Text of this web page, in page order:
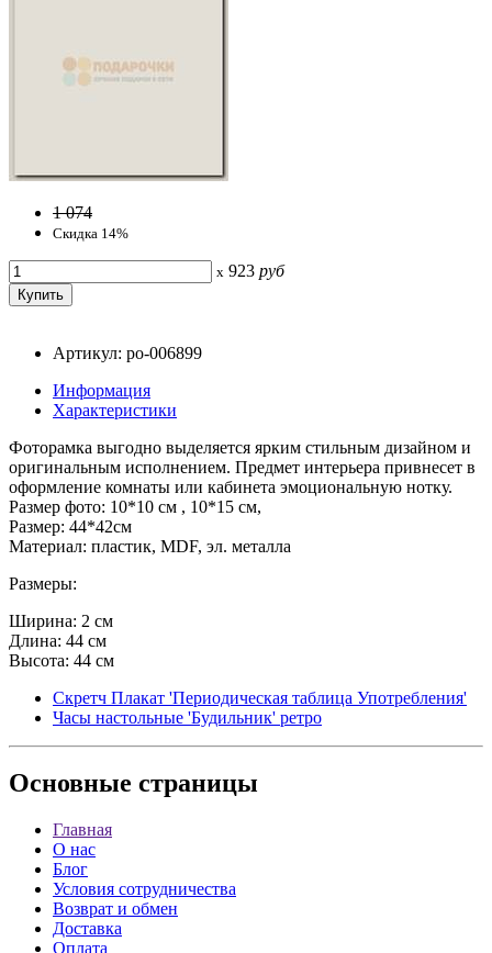
1 074
Скидка 14%
x 923 руб
Артикул: po-006899
Информация
Характеристики
Фоторамка выгодно выделяется ярким стильным дизайном и
оригинальным исполнением. Предмет интерьера привнесет в
оформление комнаты или кабинета эмоциональную нотку.
Размер фото: 10*10 см , 10*15 см,
Размер: 44*42см
Материал: пластик, MDF, эл. металла
Размеры:
Ширина: 2 см
Длина: 44 см
Высота: 44 см
Скретч Плакат 'Периодическая таблица Употребления'
Часы настольные 'Будильник' ретро
Основные страницы
Главная
О нас
Блог
Условия сотрудничества
Возврат и обмен
Доставка
Оплата